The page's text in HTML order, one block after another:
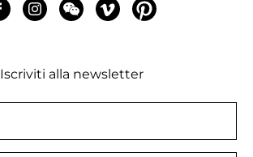
Iscriviti alla newsletter